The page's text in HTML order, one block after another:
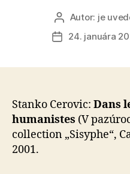
Autor
článku
Autor: je
Dátum
24. januára
Stanko Cerovic: Dans
humanistes (V
collection „Sisyphe“,
2001.